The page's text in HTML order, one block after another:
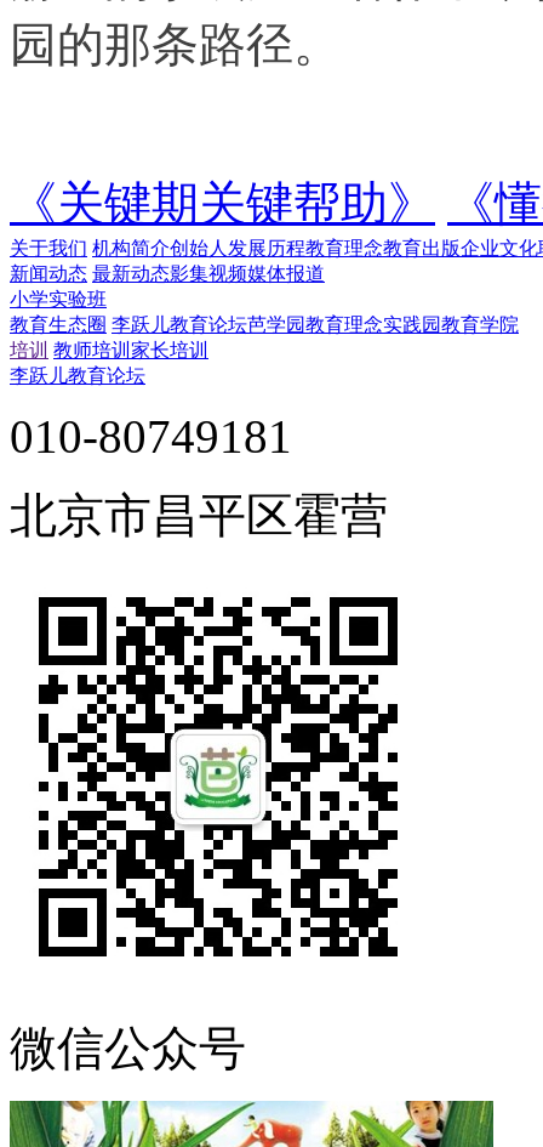
园的那条路径。
《关键期关键帮助》 《
关于我们 机构简介创始人 发展历程教育理念教育出版企业文化
新闻动态 最新动态影集视频媒体报道
小学实验班
教育生态圈 李跃儿教育论坛芭学园教育理念实践园教育学院
培训 教师培训 家长培训
李跃儿教育论坛
010-80749181
北京市昌平区霍营
微信公众号